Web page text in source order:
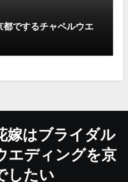
都でするチャペルウエ
嫁はブライダル
エディングを京
したい